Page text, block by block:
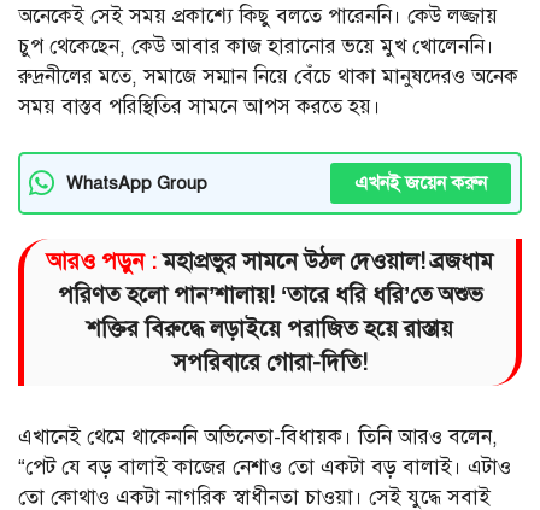
অনেকেই সেই সময় প্রকাশ্যে কিছু বলতে পারেননি। কেউ লজ্জায়
চুপ থেকেছেন, কেউ আবার কাজ হারানোর ভয়ে মুখ খোলেননি।
রুদ্রনীলের মতে, সমাজে সম্মান নিয়ে বেঁচে থাকা মানুষদেরও অনেক
সময় বাস্তব পরিস্থিতির সামনে আপস করতে হয়।
WhatsApp Group এখনই জয়েন করুন
আরও পড়ুন :মহাপ্রভুর সামনে উঠল দেওয়াল! ব্রজধাম
পরিণত হলো পান’শালায়! ‘তারে ধরি ধরি’তে অশুভ
শক্তির বিরুদ্ধে লড়াইয়ে পরাজিত হয়ে রাস্তায়
সপরিবারে গোরা-দিতি!
এখানেই থেমে থাকেননি অভিনেতা-বিধায়ক। তিনি আরও বলেন,
“পেট যে বড় বালাই কাজের নেশাও তো একটা বড় বালাই। এটাও
তো কোথাও একটা নাগরিক স্বাধীনতা চাওয়া। সেই যুদ্ধে সবাই